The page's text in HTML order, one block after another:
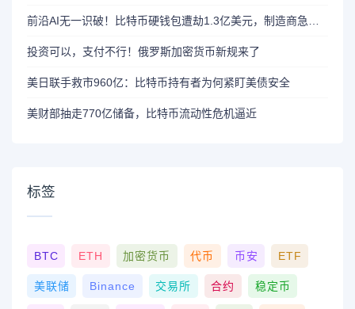
投资可以，支付不行！俄罗斯加密货币新规来了
美日联手救市960亿：比特币持有者为何紧盯美债安全
美财部抽走770亿储备，比特币流动性危机逼近
标签
BTC ETH 加密货币 代币 币安 ETF
美联储 Binance 交易所 合约 稳定币